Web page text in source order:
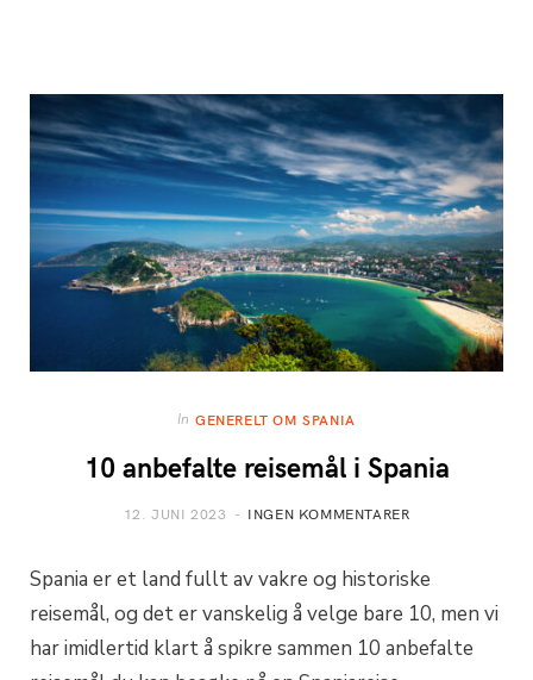
In GENERELT OM SPANIA
10 anbefalte reisemål i Spania
12. JUNI 2023 INGEN KOMMENTARER
Spania er et land fullt av vakre og historiske
reisemål, og det er vanskelig å velge bare 10, men vi
har imidlertid klart å spikre sammen 10 anbefalte